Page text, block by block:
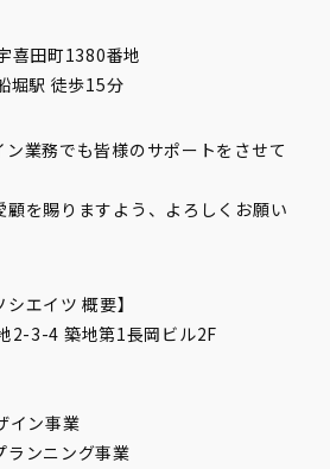
喜田町1380番地
堀駅 徒歩15分
業務でも皆様のサポートをさせて
を賜りますよう、よろしくお願い
エイツ 概要】
2-3-4 築地第1長岡ビル2F
イン事業
ランニング事業